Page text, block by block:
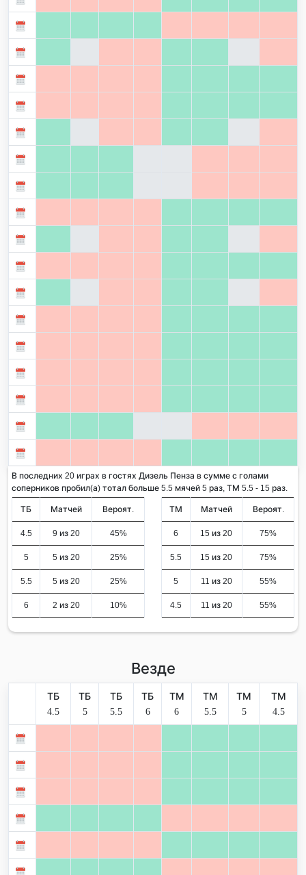
В последних 20 играх в гостях Дизель Пенза в сумме с голами
соперников пробил(а) тотал больше 5.5 мячей 5 раз, ТМ 5.5 - 15 раз.
ТБ Матчей Вероят.
4.5 9 из 20 45%
5 5 из 20 25%
5.5 5 из 20 25%
6 2 из 20 10%
ТМ Матчей Вероят.
6 15 из 20 75%
5.5 15 из 20 75%
5 11 из 20 55%
4.5 11 из 20 55%
Везде
ТБ
4.5
ТБ
5
ТБ
5.5
ТБ
6
ТМ
6
ТМ
5.5
ТМ
5
ТМ
4.5